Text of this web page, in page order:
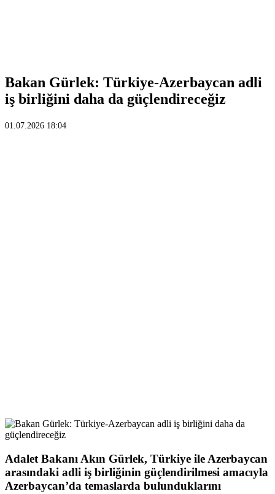
Bakan Gürlek: Türkiye-Azerbaycan adli
iş birliğini daha da güçlendireceğiz
01.07.2026 18:04
Adalet Bakanı Akın Gürlek, Türkiye ile Azerbaycan
arasındaki adli iş birliğinin güçlendirilmesi amacıyla
Azerbaycan’da temaslarda bulunduklarını